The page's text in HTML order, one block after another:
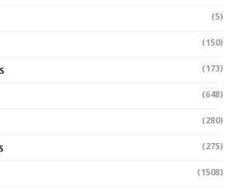
(5)
(150)
(173)
(648)
(280)
(275)
(1508)